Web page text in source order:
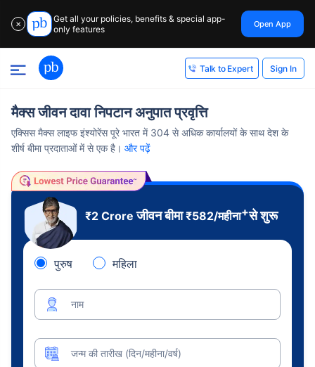
✕
Get all your policies, benefits & special app-
only features
Open App
Talk to Expert Sign In
मैक्स जीवन दावा निपटान अनुपात प्रवृत्ति
एक्सिस मैक्स लाइफ इंश्योरेंस पूरे भारत में 304 से अधिक कार्यालयों के साथ देश के
शीर्ष बीमा प्रदाताओं में से एक है। और पढ़ें
₹2 Croreजीवन बीमा₹582/महीना+से शुरू
पुरुष महिला
नाम
जन्म की तारीख (दिन/महीना/वर्ष)